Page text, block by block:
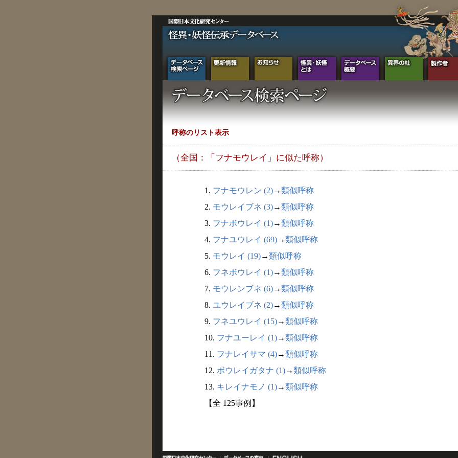
呼称のリスト表示
（全国：「フナモウレイ」に似た呼称）
1. フナモウレン (2)→類似呼称
2. モウレイブネ (3)→類似呼称
3. フナボウレイ (1)→類似呼称
4. フナユウレイ (69)→類似呼称
5. モウレイ (19)→類似呼称
6. フネボウレイ (1)→類似呼称
7. モウレンブネ (6)→類似呼称
8. ユウレイブネ (2)→類似呼称
9. フネユウレイ (15)→類似呼称
10. フナユーレイ (1)→類似呼称
11. フナレイサマ (4)→類似呼称
12. ボウレイガタナ (1)→類似呼称
13. キレイナモノ (1)→類似呼称
【全 125事例】